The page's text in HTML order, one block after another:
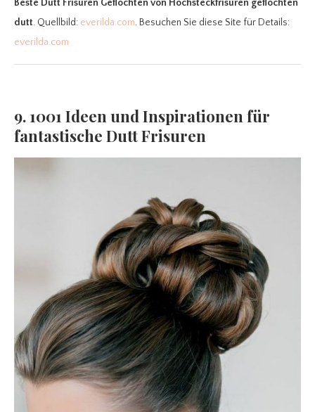
Beste Dutt Frisuren Geflochten von Hochsteckfrisuren geflochten
dutt. Quellbild: everilda.com. Besuchen Sie diese Site für Details:
everilda.com
9. 1001 Ideen und Inspirationen für
fantastische Dutt Frisuren